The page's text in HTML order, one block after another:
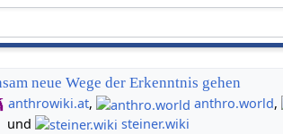
neue Wege der Erkenntnis gehen
anthrowiki.at, anthro.world,
und
steiner.wiki